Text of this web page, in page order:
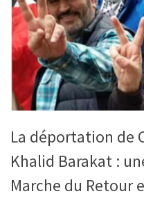
La déportation de
Khalid Barakat :
Marche du Retour